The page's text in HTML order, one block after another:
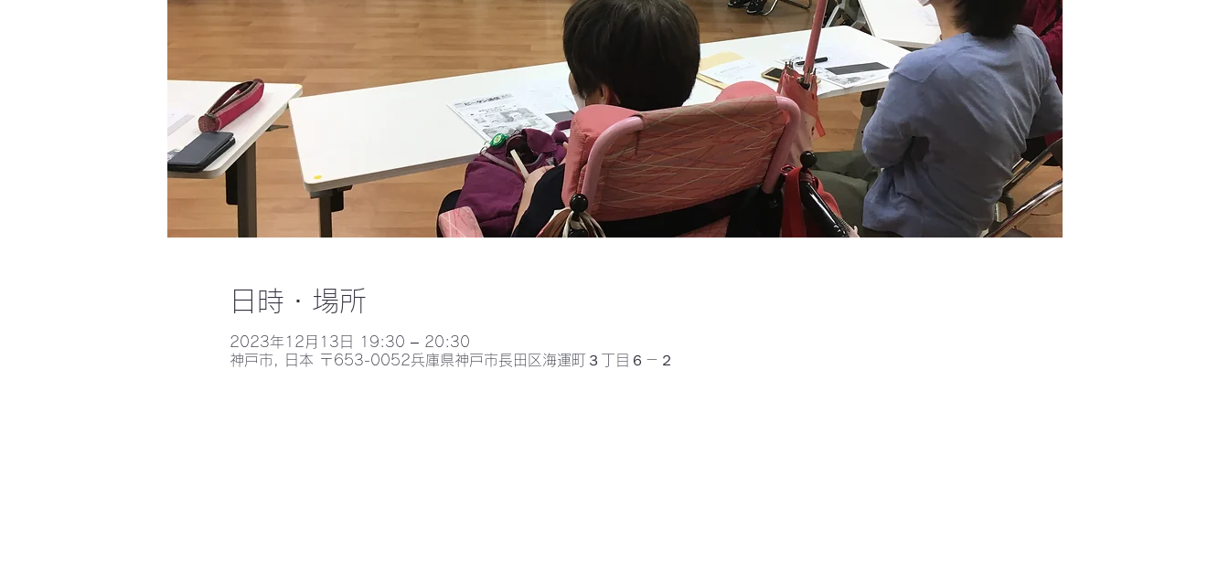
日時・場所
2023年12月13日 19:30 – 20:30
神戸市, 日本 〒653-0052兵庫県神戸市長田区海運町３丁目６－２